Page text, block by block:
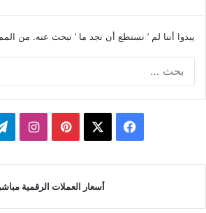
يبدوا أننا لم ’ نستطع أن نجد ما ’ تبحث عنه. من
فيسبوك بينتيريست
أسعار العملات الرقمية مباشر